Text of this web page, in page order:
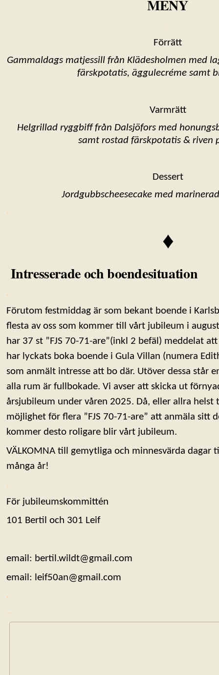
MENY
.
Förrätt
Gammaldags matjessill från Klädesholmen med
färskpotatis, äggulecréme samt
Varmrätt
Helgrillad ryggbiff från Dalsjöfors med
samt rostad färskpotatis & riven
Dessert
Jordgubbscheesecake med
.
♦
Intresserade och boendesituation
.
Förutom festmiddag är som bekant boende i
flesta av oss som kommer till vårt jubileum i
har 37 st ”FJS 70-71-are”(inkl 2 befäl) meddelat
har lyckats boka boende i Gula Villan (numera
som anmält intresse att bo där. Utöver dessa står
alla rum är fullbokade. Vi avser att skicka ut
årsjubileum under våren 2025. Då, eller allra helst
möjlighet för flera ”FJS 70-71-are” att anmäla sitt
kommer desto roligare blir vårt jubileum.
VÄLKOMNA till gemytliga och minnesvärda dagar
många år!
.
För jubileumskommittén
101 Bertil och 301 Leif
email: bertil.wildt@gmail.com
email: leif50an@gmail.com
.
..